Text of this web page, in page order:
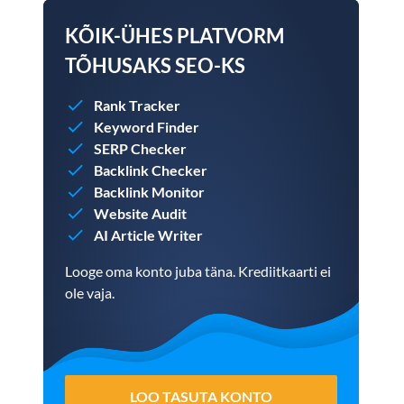
KÕIK-ÜHES PLATVORM
TÕHUSAKS SEO-KS
Rank Tracker
Keyword Finder
SERP Checker
Backlink Checker
Backlink Monitor
Website Audit
AI Article Writer
Looge oma konto juba täna. Krediitkaarti ei
ole vaja.
LOO TASUTA KONTO